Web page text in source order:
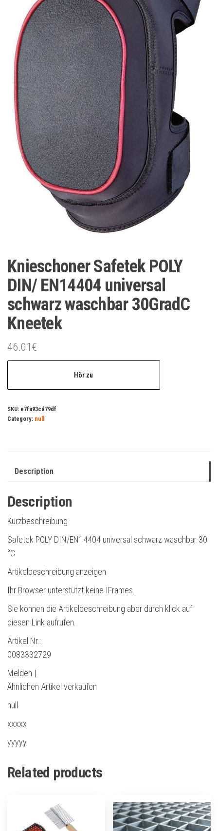
Knieschoner Safetek POLY
DIN/ EN14404 universal
schwarz waschbar 30GradC
Kneetek
46.01€
Hör zu
SKU: e7fa93cd79df
Category: null
Description
Description
Kurzbeschreibung
Safetek POLY DIN/EN14404 universal schwarz waschbar 30
°C
Artikelbeschreibung anzeigen
Ihr Browser unterstützt keine IFrames.
Sie können die Artikelbeschreibung aber durch klick auf
diesen Link aufrufen.
Artikel Nr.:
0083332729
Melden |
Ähnlichen Artikel verkaufen
null
xxxxx
yyyyy
Related products